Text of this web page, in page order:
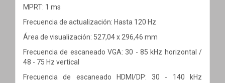
MPRT: 1 ms
Frecuencia de actualización: Hasta 120 Hz
Área de visualización: 527,04 x 296,46 mm
Frecuencia de escaneado VGA: 30 - 85 kHz horizontal /
48 - 75 Hz vertical
Frecuencia de escaneado HDMI/DP: 30 - 140 kHz